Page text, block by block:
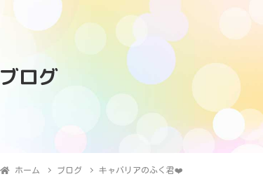
ブログ
ホーム ブログ キャバリアのふく君❤️